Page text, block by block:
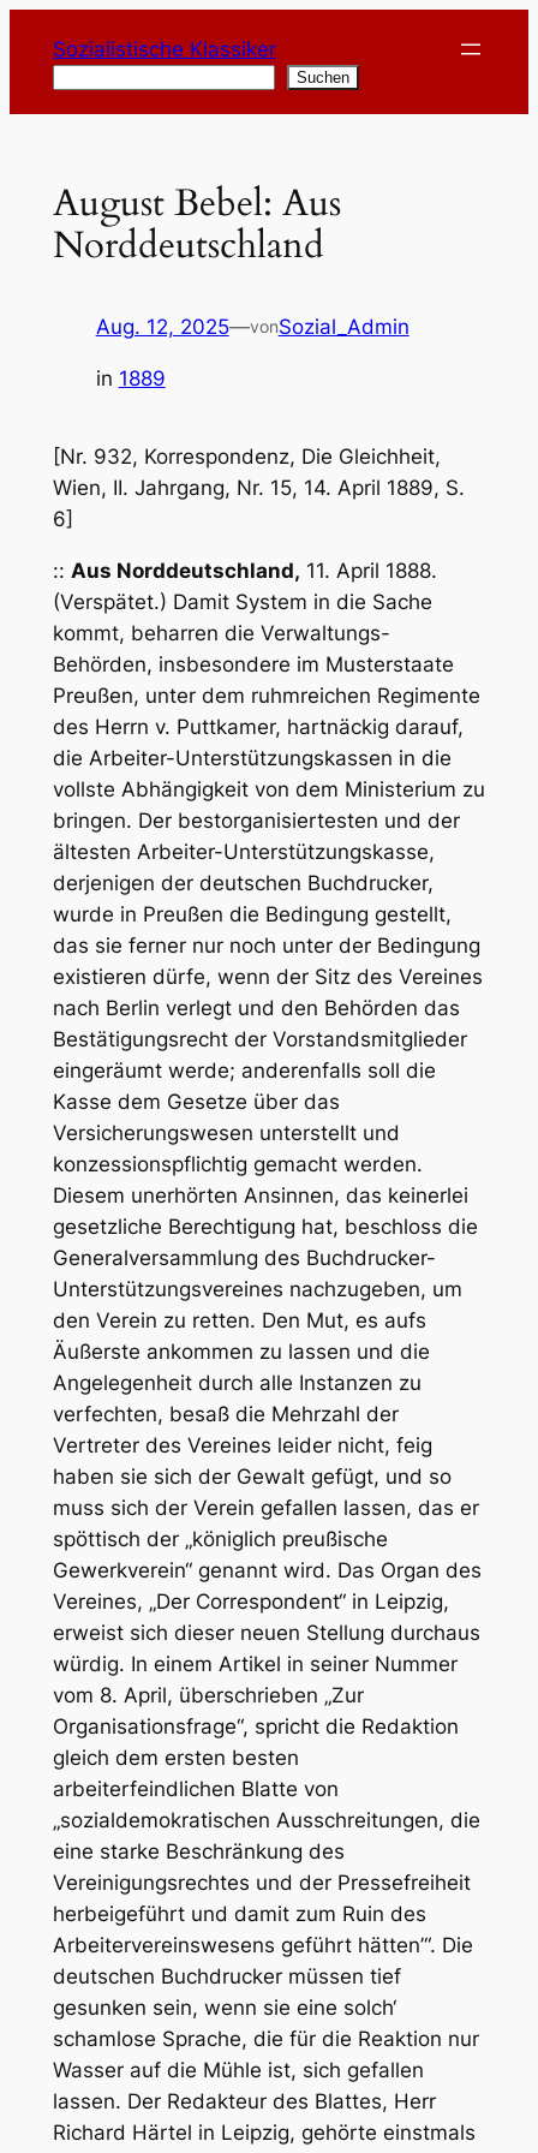
Inhalt
springen
Sozialistische Klassiker
Suchen
August Bebel: Aus
Norddeutschland
Aug. 12, 2025—vonSozial_Admin
in 1889
[Nr. 932, Korrespondenz, Die Gleichheit,
Wien, II. Jahrgang, Nr. 15, 14. April 1889, S.
6]
:: Aus Norddeutschland, 11. April 1888.
(Verspätet.) Damit System in die Sache
kommt, beharren die Verwaltungs-
Behörden, insbesondere im Musterstaate
Preußen, unter dem ruhmreichen Regimente
des Herrn v. Puttkamer, hartnäckig darauf,
die Arbeiter-Unterstützungskassen in die
vollste Abhängigkeit von dem Ministerium zu
bringen. Der bestorganisiertesten und der
ältesten Arbeiter-Unterstützungskasse,
derjenigen der deutschen Buchdrucker,
wurde in Preußen die Bedingung gestellt,
das sie ferner nur noch unter der Bedingung
existieren dürfe, wenn der Sitz des Vereines
nach Berlin verlegt und den Behörden das
Bestätigungsrecht der Vorstandsmitglieder
eingeräumt werde; anderenfalls soll die
Kasse dem Gesetze über das
Versicherungswesen unterstellt und
konzessionspflichtig gemacht werden.
Diesem unerhörten Ansinnen, das keinerlei
gesetzliche Berechtigung hat, beschloss die
Generalversammlung des Buchdrucker-
Unterstützungsvereines nachzugeben, um
den Verein zu retten. Den Mut, es aufs
Äußerste ankommen zu lassen und die
Angelegenheit durch alle Instanzen zu
verfechten, besaß die Mehrzahl der
Vertreter des Vereines leider nicht, feig
haben sie sich der Gewalt gefügt, und so
muss sich der Verein gefallen lassen, das er
spöttisch der „königlich preußische
Gewerkverein“ genannt wird. Das Organ des
Vereines, „Der Correspondent“ in Leipzig,
erweist sich dieser neuen Stellung durchaus
würdig. In einem Artikel in seiner Nummer
vom 8. April, überschrieben „Zur
Organisationsfrage“, spricht die Redaktion
gleich dem ersten besten
arbeiterfeindlichen Blatte von
„sozialdemokratischen Ausschreitungen, die
eine starke Beschränkung des
Vereinigungsrechtes und der Pressefreiheit
herbeigeführt und damit zum Ruin des
Arbeitervereinswesens geführt hätten’“. Die
deutschen Buchdrucker müssen tief
gesunken sein, wenn sie eine solch‘
schamlose Sprache, die für die Reaktion nur
Wasser auf die Mühle ist, sich gefallen
lassen. Der Redakteur des Blattes, Herr
Richard Härtel in Leipzig, gehörte einstmals